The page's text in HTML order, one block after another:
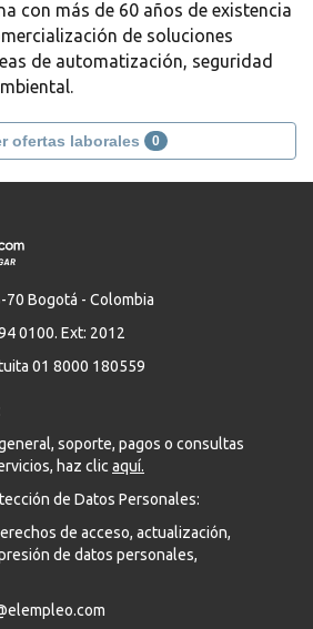
con más de 60 años de existencia
de soluciones
de automatización, seguridad
ofertas laborales 0
70 Bogotá - Colombia
0100. Ext: 2012
01 8000 180559
soporte, pagos o consultas
haz clicaquí.
de Datos Personales:
de acceso, actualización,
de datos personales,